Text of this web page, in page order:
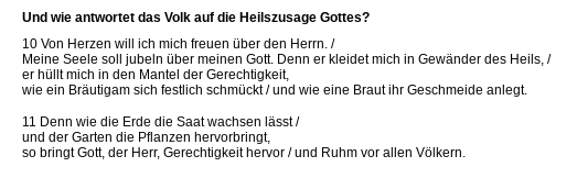
Und wie antwortet das Volk auf die Heilszusage Gottes?
10 Von Herzen will ich mich freuen über den Herrn. /
Meine Seele soll jubeln über meinen Gott. Denn er kleidet mich in Gewänder des Heils, /
er hüllt mich in den Mantel der Gerechtigkeit,
wie ein Bräutigam sich festlich schmückt / und wie eine Braut ihr Geschmeide anlegt.
11 Denn wie die Erde die Saat wachsen lässt /
und der Garten die Pflanzen hervorbringt,
so bringt Gott, der Herr, Gerechtigkeit hervor / und Ruhm vor allen Völkern.